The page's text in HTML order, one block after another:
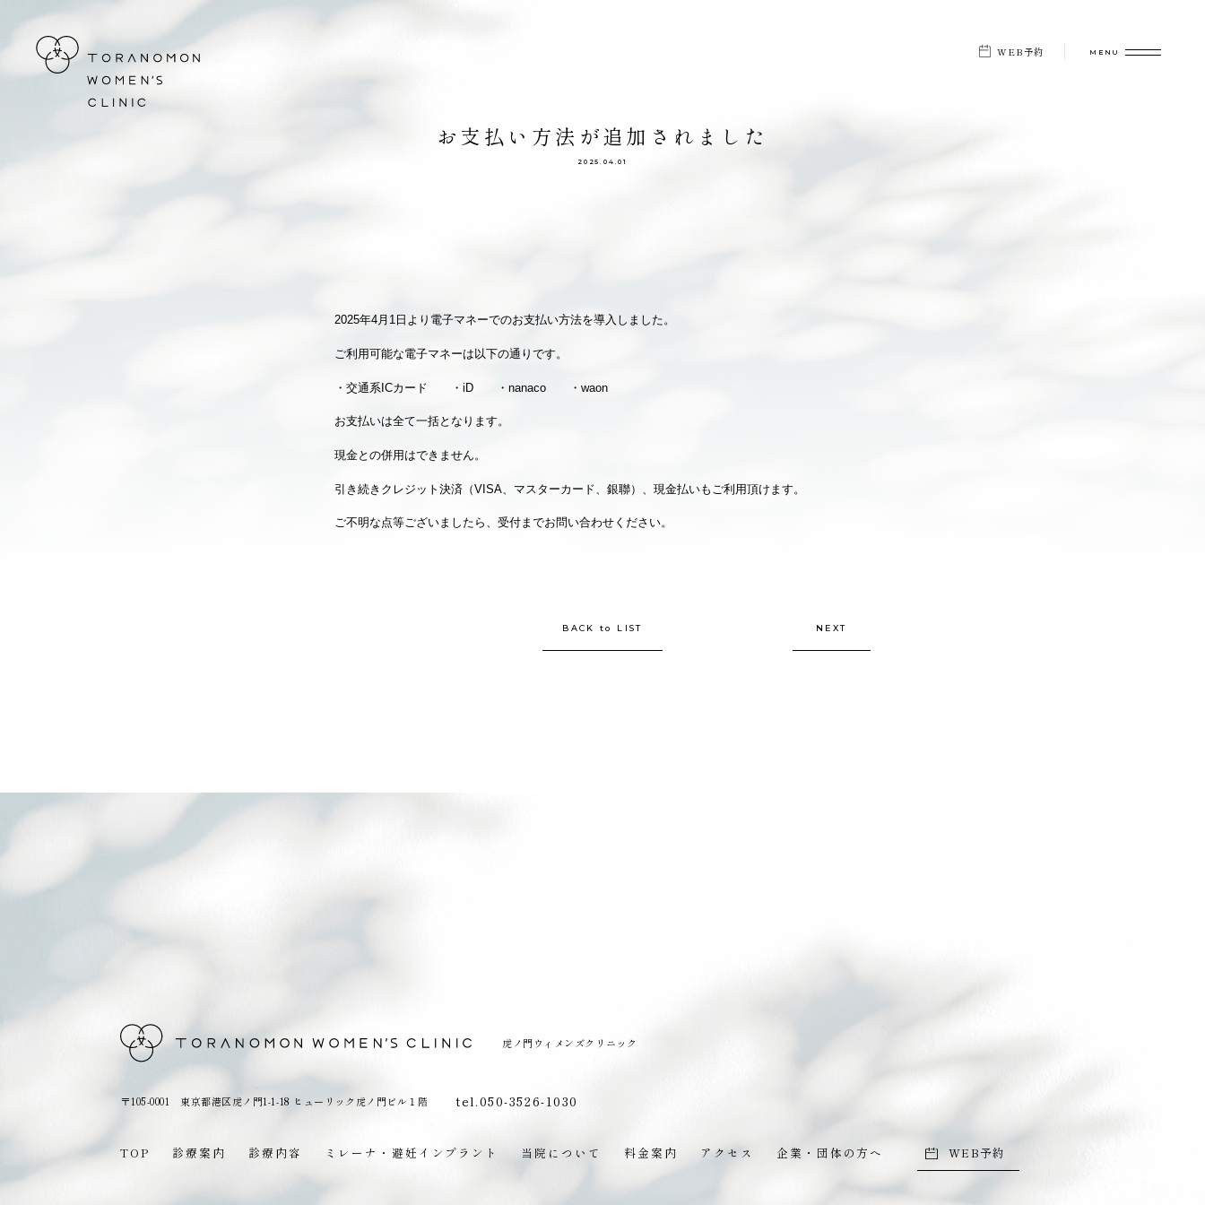
虎ノ門ウィメンズクリニック WEB予約
お支払い方法が追加されました
2025.04.01
2025年4月1日より電子マネーでのお支払い方法を導入しました。
ご利用可能な電子マネーは以下の通りです。
・交通系ICカード ・iD ・nanaco ・waon
お支払いは全て一括となります。
現金との併用はできません。
引き続きクレジット決済（VISA、マスターカード、銀聯）、現金払いもご利用頂けます。
ご不明な点等ございましたら、受付までお問い合わせください。
BACK to LIST NEXT
虎ノ門ウィメンズクリニック
〒105-0001 東京都港区虎ノ門1-1-18 ヒューリック虎ノ門ビル１階 tel.050-3526-1030
TOP 診療案内 診療内容 ミレーナ・避妊インプラント 当院について 料金案内 アクセス 企業・団体の方へ WEB予約